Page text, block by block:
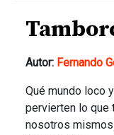
Autor: Fernando
Qué mundo loco
pervierten lo que
nosotros